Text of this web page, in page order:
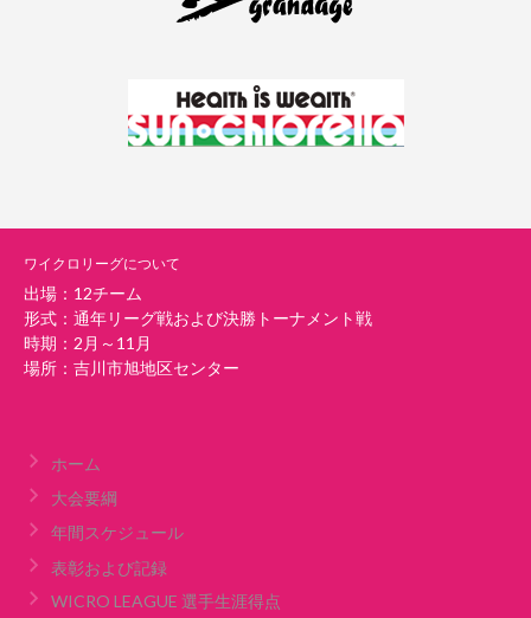
ワイクロリーグについて
出場：12チーム
形式：通年リーグ戦および決勝トーナメント戦
時期：2月～11月
場所：吉川市旭地区センター
ホーム
大会要綱
年間スケジュール
表彰および記録
WICRO LEAGUE 選手生涯得点